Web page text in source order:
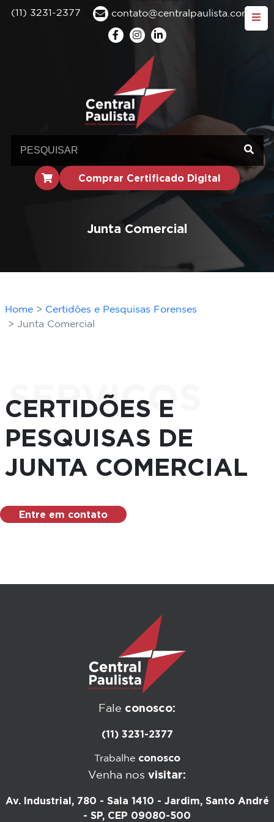
(11) 3231-2377 contato@centralpaulista.com.br
Comprar Certificado Digital
Junta Comercial
Home
Certidões e Pesquisas Forenses
Junta Comercial
SERVIÇOS
CERTIDÕES E
PESQUISAS DE
JUNTA COMERCIAL
Entre em contato
Fale conosco:
(11) 3231-2377
Trabalhe conosco
Venha nos visitar:
Av. Industrial, 780 - Sala 1410 - Jardim, Santo André
- SP, CEP 09080-500